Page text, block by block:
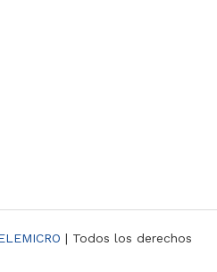
| Todos los derechos